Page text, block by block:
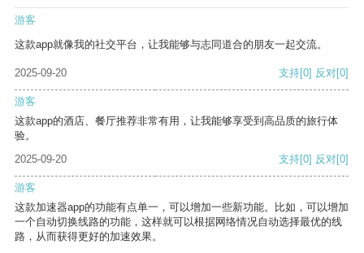
游客
这款app就像我的社交平台，让我能够与志同道合的朋友一起交流。
2025-09-20 支持[0] 反对[0]
游客
这款app的酒店、餐厅推荐非常有用，让我能够享受到高品质的旅行体
验。
2025-09-20
支持[0] 反对[0]
游客
这款加速器app的功能有点单一，可以增加一些新功能。比如，可以增加
一个自动切换线路的功能，这样就可以根据网络情况自动选择最优的线
路，从而获得更好的加速效果。